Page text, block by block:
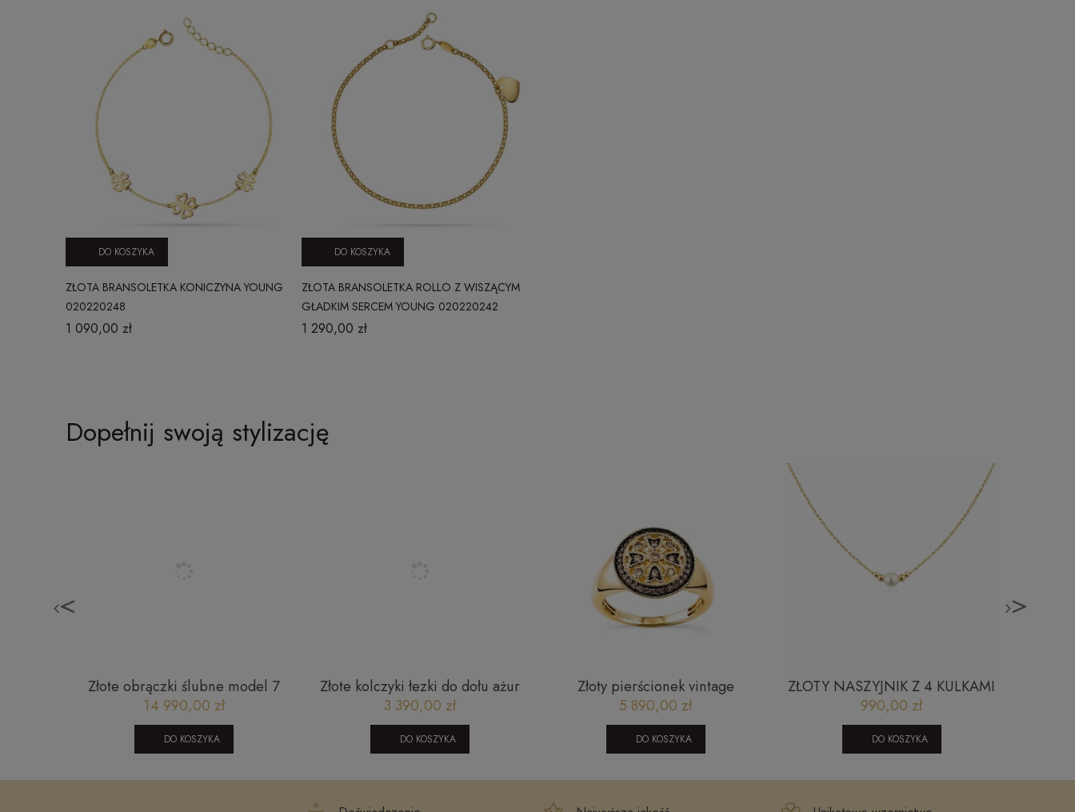
ZŁOTA BRANSOLETKA KONICZYNA YOUNG
020220248
1 090,00 zł
DO KOSZYKA
ZŁOTA BRANSOLETKA ROLLO Z WISZĄCYM
GŁADKIM SERCEM YOUNG 020220242
1 290,00 zł
DO KOSZYKA
Dopełnij swoją stylizację
<
Złote obrączki ślubne model 7
żółto białe złoto
14 990,00 zł
DO KOSZYKA
Złote kolczyki łezki do dołu ażur
tylny złoto 585 M
3 390,00 zł
DO KOSZYKA
Złoty pierścionek vintage
JR13602CHY
5 890,00 zł
DO KOSZYKA
ZŁOTY NASZYJNIK Z 4 KULKAMI
GŁADKIMI I PEREŁKĄ M
990,00 zł
DO KOSZYKA
>